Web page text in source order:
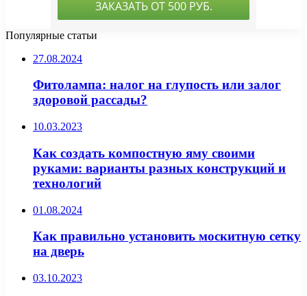
Популярные статьи
27.08.2024
Фитолампа: налог на глупость или залог
здоровой рассады?
10.03.2023
Как создать компостную яму своими
руками: варианты разных конструкций и
технологий
01.08.2024
Как правильно установить москитную сетку
на дверь
03.10.2023